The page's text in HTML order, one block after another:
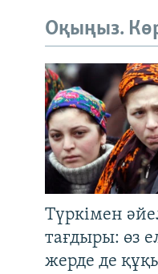
Оқыңыз.
Түркімен
тағдыры: өз
жерде де